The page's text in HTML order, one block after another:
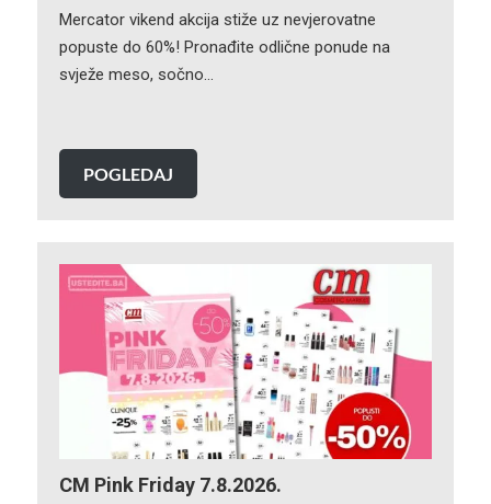
Mercator vikend akcija stiže uz nevjerovatne
popuste do 60%! Pronađite odlične ponude na
svježe meso, sočno…
POGLEDAJ
CM Pink Friday 7.8.2026.